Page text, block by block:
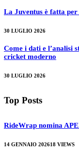
La Juventus è fatta
30 LUGLIO 2026
Come i dati e l’analisi
cricket moderno
30 LUGLIO 2026
Top Posts
RideWrap nomina
14 GENNAIO 202618 VIEWS